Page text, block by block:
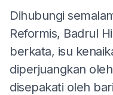
Dihubungi
Reformis, Badrul
berkata, isu
diperjuangkan
disepakati oleh